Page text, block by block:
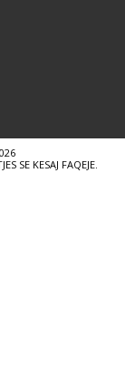
SE KESAJ FAQEJE.